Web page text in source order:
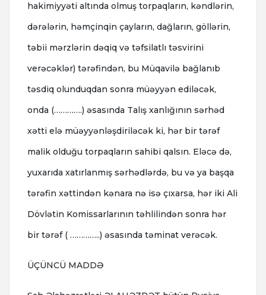
hakimiyyəti altında olmuş torpaqların, kəndlərin,
dərələrin, həmçinqin çayların, dağların, göllərin,
təbii mərzlərin dəqiq və təfsilatlı təsvirini
verəcəklər) tərəfindən, bu Müqavilə bağlanıb
təsdiq olunduqdan sonra müəyyən ediləcək,
onda (………….) əsasında Talış xanlığının sərhəd
xətti elə müəyyənləşdiriləcək ki, hər bir tərəf
malik olduğu torpaqların sahibi qalsın. Eləcə də,
yuxarıda xatırlanmış sərhədlərdə, bu və ya başqa
tərəfin xəttindən kənara nə isə çıxarsa, hər iki Ali
Dövlətin Komissarlarının təhlilindən sonra hər
bir tərəf ( …………..) əsasında təminat verəcək.
ÜÇÜNCÜ MADDƏ